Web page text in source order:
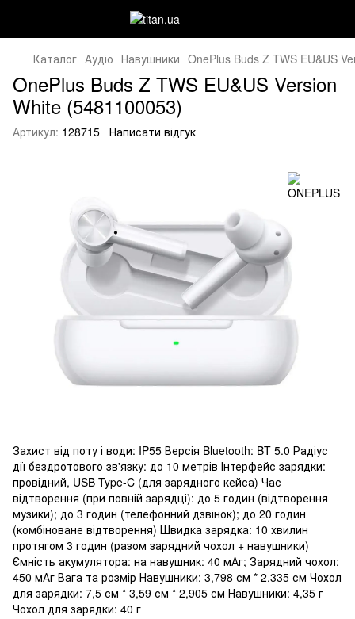
Каталог Аудіо Навушники OnePlus Buds Z TWS EU&US
OnePlus Buds Z TWS EU&US Version
White (5481100053)
Артикул: 128715 Написати відгук
Захист від поту і води: IP55 Версія Bluetooth: BT 5.0 Радіус
дії бездротового зв'язку: до 10 метрів Інтерфейс зарядки:
провідний, USB Type-C (для зарядного кейса) Час
відтворення (при повній зарядці): до 5 годин (відтворення
музики); до 3 годин (телефонний дзвінок); до 20 годин
(комбіноване відтворення) Швидка зарядка: 10 хвилин
протягом 3 годин (разом зарядний чохол + навушники)
Ємність акумулятора: на навушник: 40 мАг; Зарядний чохол:
450 мАг Вага та розмір Навушники: 3,798 см * 2,335 см Чохол
для зарядки: 7,5 см * 3,59 см * 2,905 см Навушники: 4,35 г
Чохол для зарядки: 40 г